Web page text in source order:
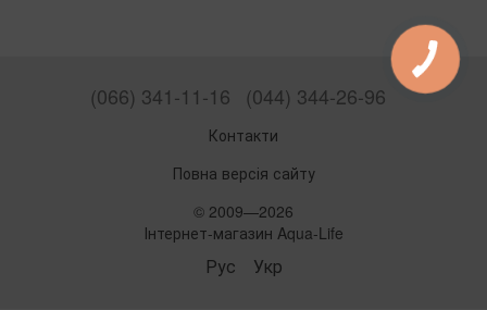
(066) 341-11-16 (044) 344-26-96
Контакти
Повна версія сайту
© 2009—2026
Інтернет-магазин Aqua-Life
Рус Укр